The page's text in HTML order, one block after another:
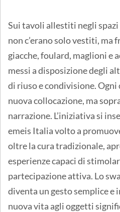
Sui tavoli allestiti negli
non c’erano solo vestiti, ma
giacche, foulard, maglioni e
messi a disposizione degli
di riuso e condivisione.
nuova collocazione, ma
narrazione. L’iniziativa si
emeis Italia volto a
oltre la cura tradizionale,
esperienze capaci di
partecipazione attiva. Lo
diventa un gesto semplice e
nuova vita agli oggetti